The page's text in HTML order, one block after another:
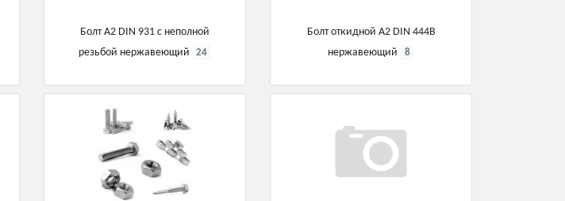
Болт А2 DIN 931 с неполной
резьбой нержавеющий
24
Болт откидной А2 DIN 444В
нержавеющий
8